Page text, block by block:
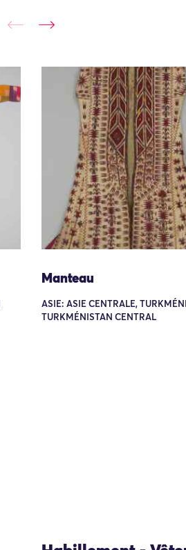
Manteau
ASIE: ASIE CENTRALE,
TURKMÉNISTAN CENTRAL